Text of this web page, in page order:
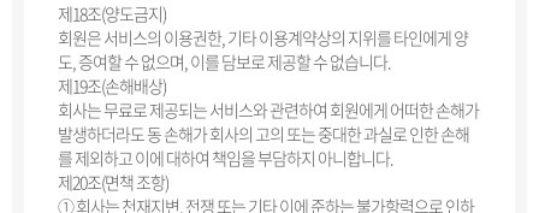
제18조(양도금지)
회원은 서비스의 이용권한, 기타 이용계약상의 지위를 타인에게 양
도, 증여할 수 없으며, 이를 담보로 제공할 수 없습니다.
제19조(손해배상)
회사는 무료로 제공되는 서비스와 관련하여 회원에게 어떠한 손해가
발생하더라도 동 손해가 회사의 고의 또는 중대한 과실로 인한 손해
를 제외하고 이에 대하여 책임을 부담하지 아니합니다.
제20조(면책 조항)
① 회사는 천재지변, 전쟁 또는 기타 이에 준하는 불가항력으로 인하